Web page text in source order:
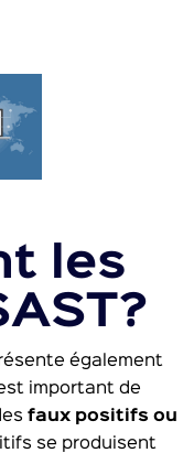
les
également
important de
faux positifs ou
se produisent